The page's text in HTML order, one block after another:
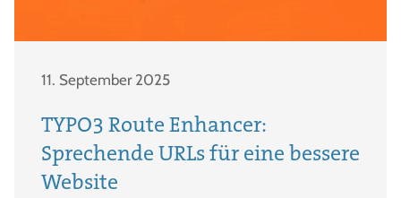
11. September 2025
TYPO3 Route Enhancer:
Sprechende URLs für eine bessere
Website